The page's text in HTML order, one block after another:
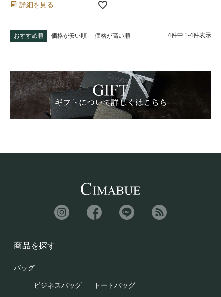
詳細を見る
おすすめ順 価格が安い順 価格が高い順 4件中 1-4件表示
商品を探す
バッグ
ビジネスバッグ トートバッグ